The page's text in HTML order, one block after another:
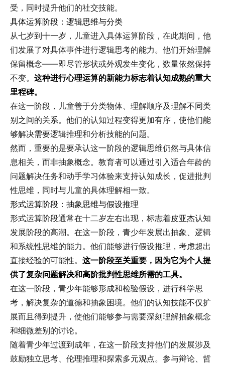
受，同时提升他们的社交技能。
具体运算阶段：逻辑思维与分类
从七岁到十一岁，儿童进入具体运算阶段，在此期间，他
们发展了对具体事件进行逻辑思考的能力。他们开始理解
保留概念——即尽管形状或外观发生变化，数量依然保持
不变。 这种进行心理运算的新能力标志着认知成熟的重大
里程碑。
在这一阶段，儿童善于分类物体、理解顺序及理解不同类
别之间的关系。他们的认知过程变得更加有序，使他们能
够解决需要逻辑推理和分析技能的问题。
然而，重要的是要承认这一阶段的逻辑思维仍然与具体信
息相关，而非抽象概念。教育者可以通过引入适合年龄的
问题解决任务和动手学习体验来支持认知成长，促进批判
性思维，同时与儿童的具体理解相一致。
形式运算阶段：抽象思维与假设推理
形式运算阶段通常在十二岁左右出现，标志着皮亚杰认知
发展阶段的高潮。在这一阶段，青少年发展出抽象、逻辑
和系统性思维的能力。他们能够进行假设推理，考虑超出
直接经验的可能性。 这一阶段至关重要，因为它为个人提
供了复杂问题解决和高阶批判性思维所需的工具。
在这一阶段，青少年能够形成和检验假设，进行科学思
考，解决复杂的道德和抽象困境。他们的认知技能不仅扩
展而且得到提升，使他们能够参与需要深刻理解抽象概念
和细微差别的讨论。
随着青少年过渡到成年，在这一阶段支持他们的发展涉及
鼓励独立思考、伦理推理和探索多元观点。参与辩论、哲